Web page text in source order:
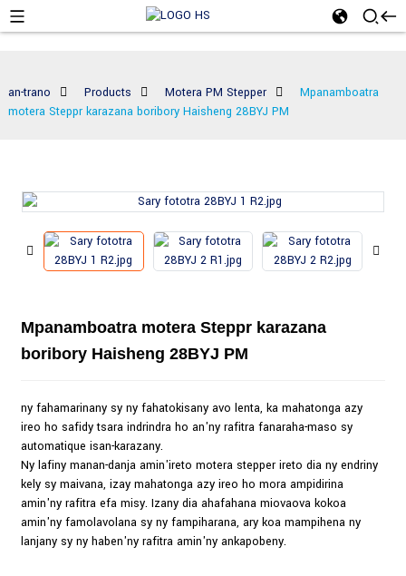
an-trano Products Motera PM Stepper
Mpanamboatra
motera Steppr karazana boribory Haisheng 28BYJ PM
Mpanamboatra motera Steppr karazana
boribory Haisheng 28BYJ PM
ny fahamarinany sy ny fahatokisany avo lenta, ka mahatonga azy
ireo ho safidy tsara indrindra ho an'ny rafitra fanaraha-maso sy
automatique isan-karazany.
Ny lafiny manan-danja amin'ireto motera stepper ireto dia ny endriny
kely sy maivana, izay mahatonga azy ireo ho mora ampidirina
amin'ny rafitra efa misy. Izany dia ahafahana miovaova kokoa
amin'ny famolavolana sy ny fampiharana, ary koa mampihena ny
lanjany sy ny haben'ny rafitra amin'ny ankapobeny.